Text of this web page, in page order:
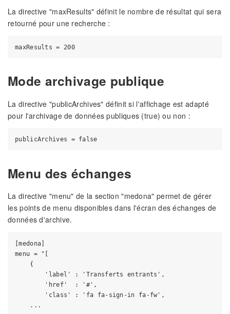
La directive "maxResults" définit le nombre de résultat qui sera
retourné pour une recherche :
maxResults = 200
Mode archivage publique
La directive "publicArchives" définit si l'affichage est adapté
pour l'archivage de données publiques (true) ou non :
Menu des échanges
La directive "menu" de la section "medona" permet de gérer
les points de menu disponibles dans l'écran des échanges de
données d'archive.
[medona]
menu = "[
    {
        'label' : 'Transferts entrants',
        'href'  : '#',
        'class' : 'fa fa-sign-in fa-fw',